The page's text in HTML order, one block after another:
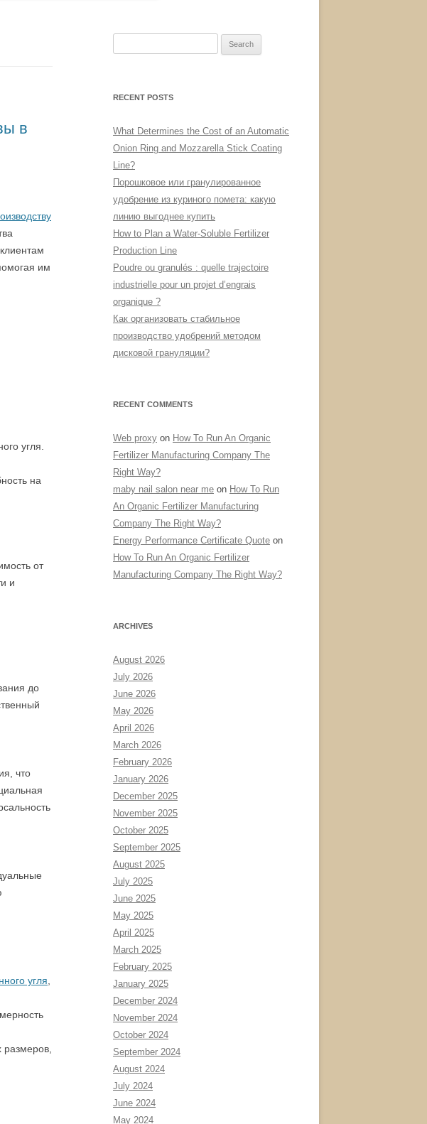
в
им
угля.
на
от
и
до
что
угля
размеров,
RECENT POSTS
What Determines the Cost of an Automatic
Onion Ring and Mozzarella Stick Coating
Line?
Порошковое или гранулированное
удобрение из куриного помета: какую
линию выгоднее купить
How to Plan a Water-Soluble Fertilizer
Production Line
Poudre ou granulés : quelle trajectoire
industrielle pour un projet d’engrais
organique ?
Как организовать стабильное
производство удобрений методом
дисковой грануляции?
RECENT COMMENTS
Web proxy on How To Run An Organic
Fertilizer Manufacturing Company The
Right Way?
maby nail salon near me on How To Run
An Organic Fertilizer Manufacturing
Company The Right Way?
Energy Performance Certificate Quote on
How To Run An Organic Fertilizer
Manufacturing Company The Right Way?
ARCHIVES
August 2026
July 2026
June 2026
May 2026
April 2026
March 2026
February 2026
January 2026
December 2025
November 2025
October 2025
September 2025
August 2025
July 2025
June 2025
May 2025
April 2025
March 2025
February 2025
January 2025
December 2024
November 2024
October 2024
September 2024
August 2024
July 2024
June 2024
May 2024